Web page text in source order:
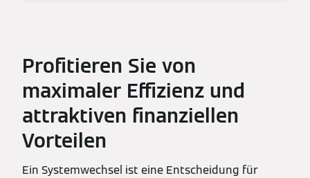
Profitieren Sie von
maximaler Effizienz und
attraktiven finanziellen
Vorteilen
Ein Systemwechsel ist eine Entscheidung für